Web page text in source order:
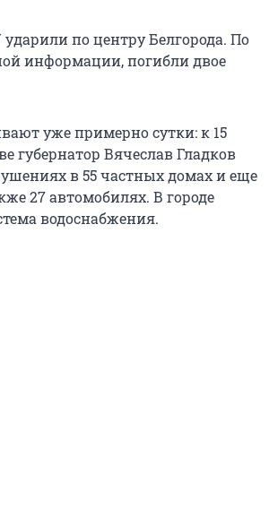
ударили по центру Белгорода. По
информации, погибли двое
уже примерно сутки: к 15
губернатор Вячеслав Гладков
в 55 частных домах и еще
27 автомобилях. В городе
водоснабжения.